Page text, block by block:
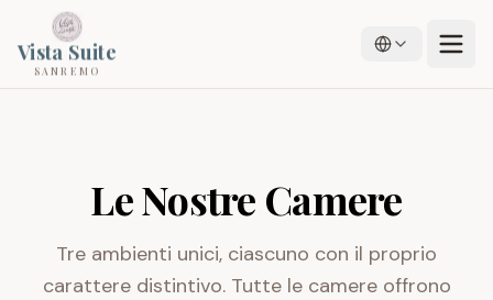
Vista Suite
SANREMO
Le Nostre Camere
Tre ambienti unici, ciascuno con il proprio
carattere distintivo. Tutte le camere offrono